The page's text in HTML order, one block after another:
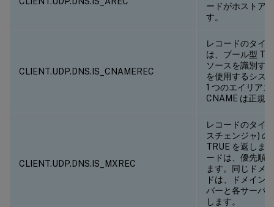
ードがホストア
す。
CLIENT.UDP.DNS.IS_CNAMEREC
レコードのタイ
は、ブール型
ソースを識別す
を使用するシス
1 つのエイリア
CNAME は正規
CLIENT.UDP.DNS.IS_MXREC
レコードのタイ
スチェンジャ)
TRUE を返しま
ードは、優先順
ます。同じドメ
ドは、ドメイン
バーと各サーバ
します。